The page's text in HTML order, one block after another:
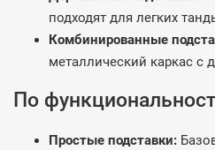
подходят для легких
Комбинированные
металлический каркас
По
Простые подставки: